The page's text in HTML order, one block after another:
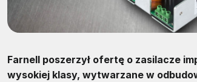
Farnell poszerzył ofertę o zasilacze
wysokiej klasy, wytwarzane w